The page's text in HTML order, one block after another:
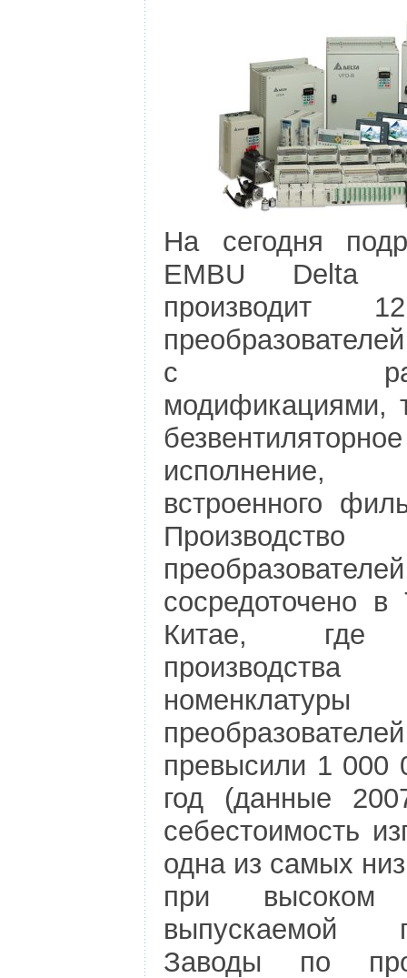
На сегодня
EMBU Delta
производит
с
модификациями,
безвентиляторное
исполнение,
встроенного
Производство
преобразователей
сосредоточено
Китае, где
номенклатуры
преобразователей
превысили 1 000
год (данные
себестоимость
одна из самых
при высоком
выпускаемой
Заводы по